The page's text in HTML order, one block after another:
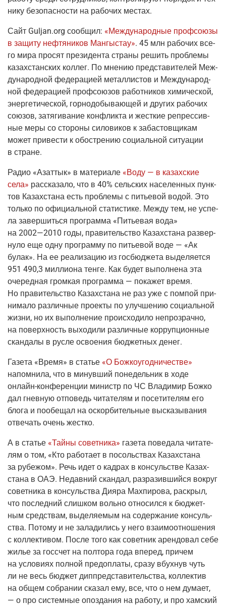
ни­ку без­опас­но­сти на рабо­чих местах.
Сайт Guljan.org сооб­щил: «Меж­ду­на­род­ные проф­со­ю­зы
в защи­ту неф­тя­ни­ков Ман­гы­стау». 45 млн рабо­чих все­
го мира про­сят пре­зи­ден­та стра­ны решить про­бле­мы
казах­стан­ских кол­лег. По мне­нию пред­ста­ви­те­лей Меж­
ду­на­род­ной феде­ра­ци­ей метал­ли­стов и Меж­ду­на­род­
ной феде­ра­ци­ей проф­со­ю­зов работ­ни­ков хими­че­ской,
энер­ге­ти­че­ской, гор­но­до­бы­ва­ю­щей и дру­гих рабо­чих
сою­зов, затя­ги­ва­ние кон­флик­та и жест­кие репрес­сив­
ные меры со сто­ро­ны сило­ви­ков к заба­стов­щи­кам
может при­ве­сти к обостре­нию соци­аль­ной ситу­а­ции
в стране.
Радио «Азаттык» в мате­ри­а­ле «Воду — в казах­ские
села» рас­ска­за­ло, что в 40% сель­ских насе­лен­ных пунк­
тов Казах­ста­на есть про­бле­мы с питье­вой водой. Это
толь­ко по офи­ци­аль­ной ста­ти­сти­ке. Меж­ду тем, не успе­
ла завер­шить­ся про­грам­ма «Питье­вая вода»
на 2002—2010 годы, пра­ви­тель­ство Казах­ста­на раз­вер­
ну­ло еще одну про­грам­му по питье­вой воде — «Ак
булак». На ее реа­ли­за­цию из гос­бюд­же­та выде­ля­ет­ся
951 490,3 мил­ли­о­на тен­ге. Как будет выпол­не­на эта
оче­ред­ная гром­кая про­грам­ма — пока­жет вре­мя.
Но пра­ви­тель­ство Казах­ста­на не раз уже с пом­пой при­
ни­ма­ло раз­лич­ные про­ек­ты по улуч­ше­нию соци­аль­ной
жиз­ни, но их выпол­не­ние про­ис­хо­ди­ло непро­зрач­но,
на поверх­ность выхо­ди­ли раз­лич­ные кор­руп­ци­он­ные
скан­да­лы в рус­ле осво­е­ния бюд­жет­ных денег.
Газе­та «Вре­мя» в ста­тье «О Бож­ко­угод­ни­че­стве»
напом­ни­ла, что в минув­ший поне­дель­ник в ходе
онлайн-кон­фе­рен­ции министр по ЧС Вла­ди­мир Бож­ко
дал гнев­ную отпо­ведь чита­те­лям и посе­ти­те­лям его
бло­га и пообе­щал на оскор­би­тель­ные выска­зы­ва­ния
отве­чать очень жестко.
А в ста­тье «Тай­ны совет­ни­ка» газе­та пове­да­ла чита­те­
лям о том, «Кто рабо­та­ет в посоль­ствах Казах­ста­на
за рубе­жом». Речь идет о кад­рах в кон­суль­стве Казах­
ста­на в ОАЭ. Недав­ний скан­дал, раз­ра­зив­ший­ся вокруг
совет­ни­ка в кон­суль­ства Дия­ра Мах­пи­ро­ва, рас­крыл,
что послед­ний слиш­ком воль­но отно­сил­ся к бюд­жет­
ным сред­ствам, выде­ля­е­мым на содер­жа­ние кон­суль­
ства. Пото­му и не зала­ди­лись у него вза­и­мо­от­но­ше­ния
с кол­лек­ти­вом. После того как совет­ник арен­до­вал себе
жилье за гос­счет на пол­то­ра года впе­ред, при­чем
на усло­ви­ях пол­ной пред­опла­ты, сра­зу вбух­нув чуть
ли не весь бюд­жет диппред­ста­ви­тель­ства, кол­лек­тив
на общем собра­нии ска­зал ему, все, что о нем дума­ет,
— о про систем­ные опоз­да­ния на рабо­ту, и про хам­ский